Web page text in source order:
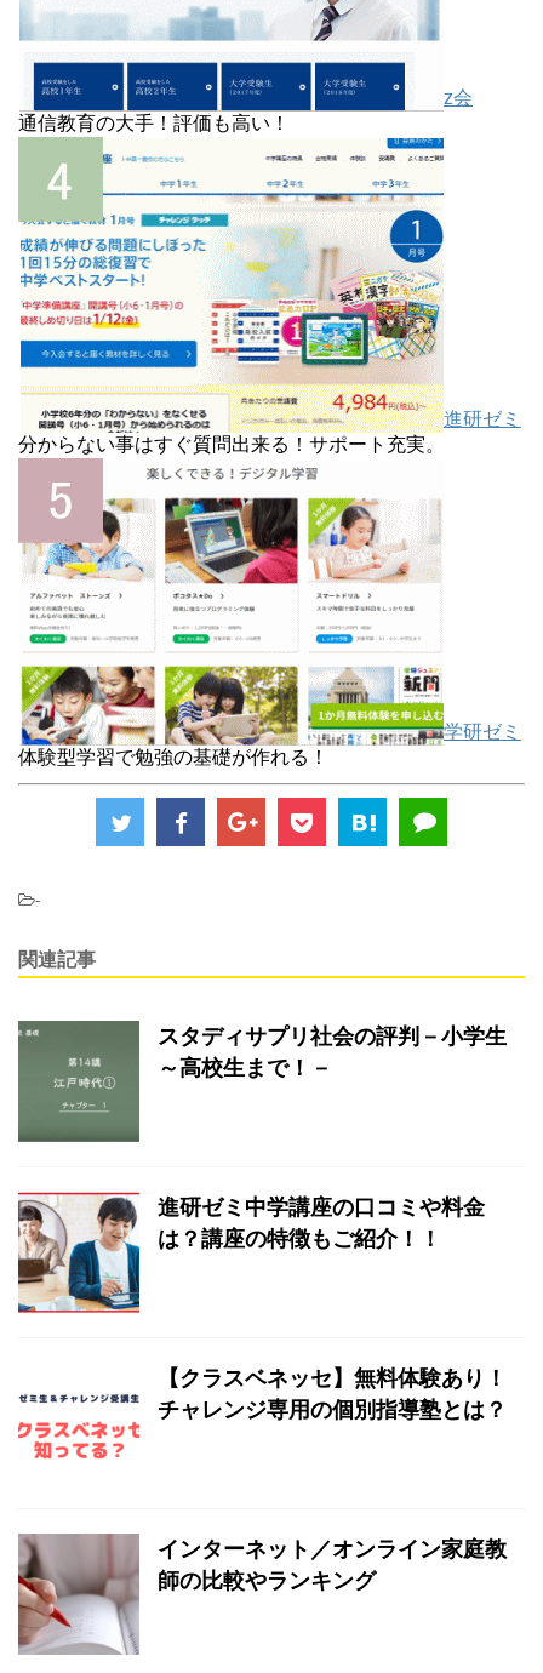
z会
通信教育の大手！評価も高い！
進研ゼミ
分からない事はすぐ質問出来る！サポート充実。
学研ゼミ
体験型学習で勉強の基礎が作れる！
-
関連記事
スタディサプリ社会の評判－小学生
～高校生まで！－
進研ゼミ中学講座の口コミや料金
は？講座の特徴もご紹介！！
【クラスベネッセ】無料体験あり！
チャレンジ専用の個別指導塾とは？
インターネット／オンライン家庭教
師の比較やランキング